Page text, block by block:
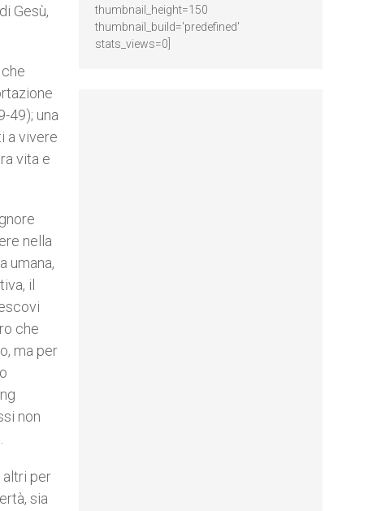
Gesù,
49); una
a vivere
vita e
nella
umana,
il
che
ma per
non
altri per
sia
thumbnail_height=150
thumbnail_build='predefined'
stats_views=0]